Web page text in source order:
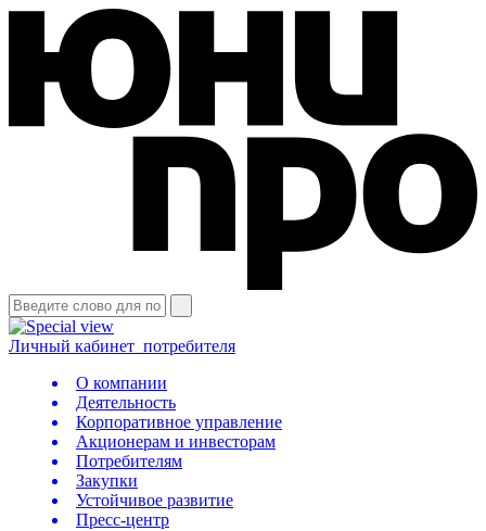
Личный кабинет потребителя
О компании
Деятельность
Корпоративное управление
Акционерам и инвесторам
Потребителям
Закупки
Устойчивое развитие
Пресс-центр